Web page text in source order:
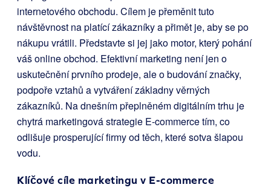
internetového obchodu. Cílem je přeměnit tuto
návštěvnost na platící zákazníky a přimět je, aby se po
nákupu vrátili. Představte si jej jako motor, který pohání
váš online obchod. Efektivní marketing není jen o
uskutečnění prvního prodeje, ale o budování značky,
podpoře vztahů a vytváření základny věrných
zákazníků. Na dnešním přeplněném digitálním trhu je
chytrá marketingová strategie E-commerce tím, co
odlišuje prosperující firmy od těch, které sotva šlapou
vodu.
Klíčové cíle marketingu v E-commerce